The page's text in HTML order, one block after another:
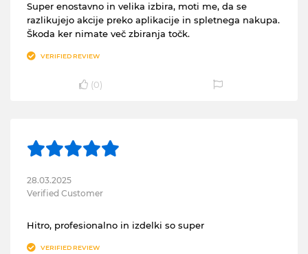
Super enostavno in velika izbira, moti me, da se
razlikujejo akcije preko aplikacije in spletnega nakupa.
Škoda ker nimate več zbiranja točk.
VERIFIED REVIEW
(0)
28.03.2025
Verified Customer
Hitro, profesionalno in izdelki so super
VERIFIED REVIEW